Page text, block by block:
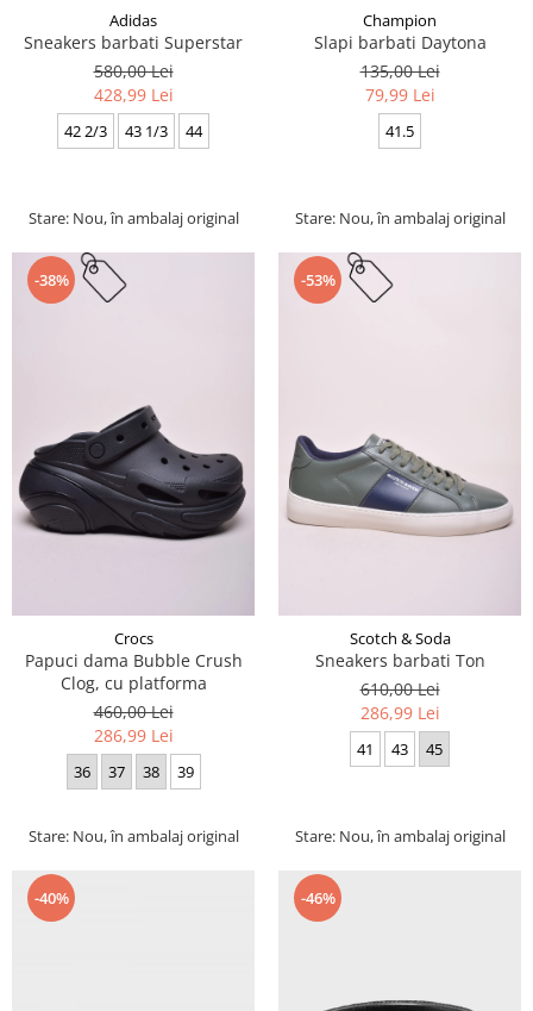
Adidas
Sneakers barbati Superstar
580,00 Lei
428,99 Lei
42 2/3 43 1/3 44
Stare: Nou, în ambalaj original
Champion
Slapi barbati Daytona
135,00 Lei
79,99 Lei
41.5
Stare: Nou, în ambalaj original
-38%
Crocs
Papuci dama Bubble Crush
Clog, cu platforma
460,00 Lei
286,99 Lei
36 37 38 39
Stare: Nou, în ambalaj original
-53%
Scotch & Soda
Sneakers barbati Ton
610,00 Lei
286,99 Lei
41 43 45
Stare: Nou, în ambalaj original
-40% -46%